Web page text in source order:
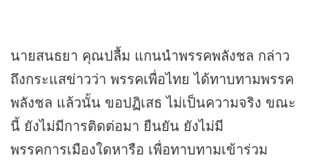
นายสนธยา คุณปลื้ม แกนนำพรรคพลังชล กล่าว
ถึงกระแสข่าวว่า พรรคเพื่อไทย ได้ทาบทามพรรค
พลังชล แล้วนั้น ขอปฏิเสธ ไม่เป็นความจริง ขณะ
นี้ ยังไม่มีการติดต่อมา ยืนยัน ยังไม่มี
พรรคการเมืองใดหารือ เพื่อทาบทามเข้าร่วม